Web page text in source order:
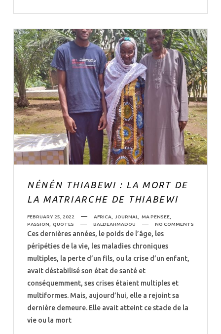
NÉNÉN THIABEWI : LA MORT DE
LA MATRIARCHE DE THIABEWI
FEBRUARY 25, 2022 AFRICA JOURNAL MA PENSEE
PASSION
QUOTES BALDEAHMADOU NO COMMENTS
Ces dernières années, le poids de l’âge, les
péripéties de la vie, les maladies chroniques
multiples, la perte d’un fils, ou la crise d’un enfant,
avait déstabilisé son état de santé et
conséquemment, ses crises étaient multiples et
multiformes. Mais, aujourd’hui, elle a rejoint sa
dernière demeure. Elle avait atteint ce stade de la
vie ou la mort